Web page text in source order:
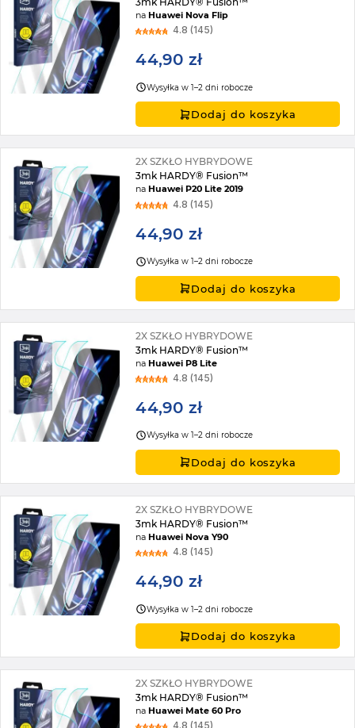
naHuawei Nova Flip
4.8 (145)
44,90 zł
Wysyłka w 1–2 dni robocze
Dodaj do koszyka
2X SZKŁO HYBRYDOWE
3mk HARDY® Fusion™
naHuawei P20 Lite 2019
4.8 (145)
44,90 zł
Wysyłka w 1–2 dni robocze
Dodaj do koszyka
2X SZKŁO HYBRYDOWE
3mk HARDY® Fusion™
naHuawei P8 Lite
4.8 (145)
44,90 zł
Wysyłka w 1–2 dni robocze
Dodaj do koszyka
2X SZKŁO HYBRYDOWE
3mk HARDY® Fusion™
naHuawei Nova Y90
4.8 (145)
44,90 zł
Wysyłka w 1–2 dni robocze
Dodaj do koszyka
2X SZKŁO HYBRYDOWE
3mk HARDY® Fusion™
naHuawei Mate 60 Pro
4.8 (145)